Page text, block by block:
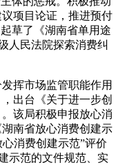
项目论证，推进预付
草了《湖南省单用途
人民法院探索消费纠
挥市场监管职能作用
出台《关于进一步创
该局积极申报放心消
南省放心消费创建示
消费创建示范”评价
示范的文件规范、实